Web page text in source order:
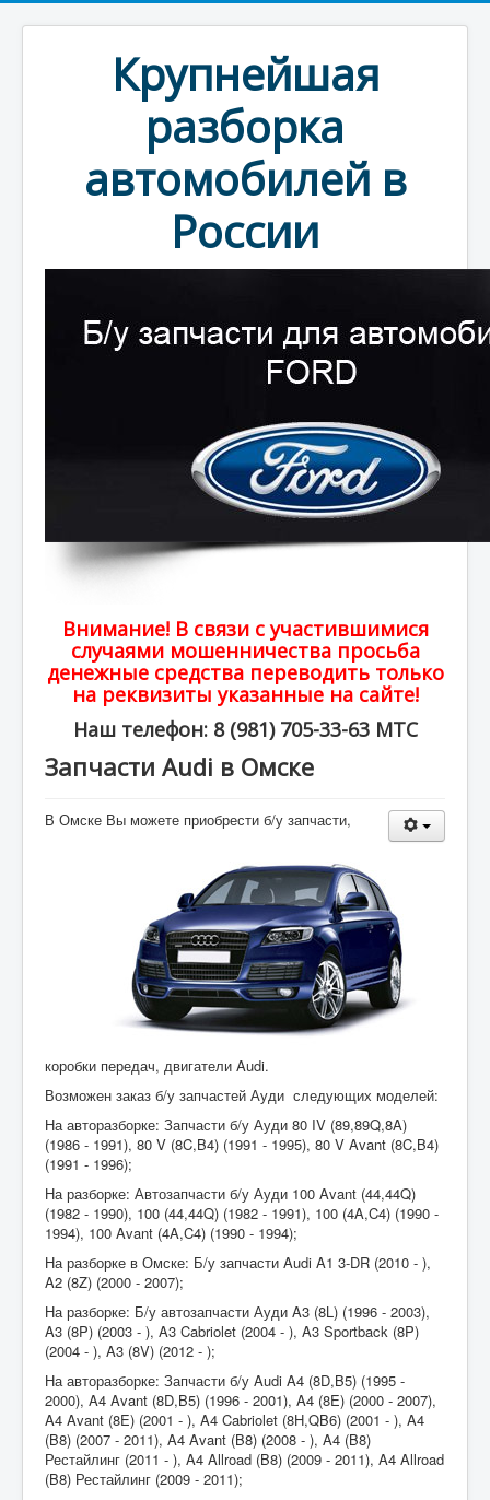
Крупнейшая
разборка
автомобилей в
России
Внимание! В связи с участившимися
случаями мошенничества просьба
денежные средства переводить только
на реквизиты указанные на сайте!
Наш телефон: 8 (981) 705-33-63 МТС
Запчасти Audi в Омске
В Омске Вы можете приобрести б/у запчасти,
коробки передач, двигатели Audi.
Возможен заказ б/у запчастей Ауди следующих моделей:
На авторазборке: Запчасти б/у Ауди 80 IV (89,89Q,8A)
(1986 - 1991), 80 V (8C,B4) (1991 - 1995), 80 V Avant (8C,B4)
(1991 - 1996);
На разборке: Автозапчасти б/у Ауди 100 Avant (44,44Q)
(1982 - 1990), 100 (44,44Q) (1982 - 1991), 100 (4A,C4) (1990 -
1994), 100 Avant (4A,C4) (1990 - 1994);
На разборке в Омске: Б/у запчасти Audi A1 3-DR (2010 - ),
A2 (8Z) (2000 - 2007);
На разборке: Б/у автозапчасти Ауди A3 (8L) (1996 - 2003),
A3 (8P) (2003 - ), A3 Cabriolet (2004 - ), A3 Sportback (8P)
(2004 - ), A3 (8V) (2012 - );
На авторазборке: Запчасти б/у Audi A4 (8D,B5) (1995 -
2000), A4 Avant (8D,B5) (1996 - 2001), A4 (8E) (2000 - 2007),
A4 Avant (8E) (2001 - ), A4 Cabriolet (8H,QB6) (2001 - ), A4
(B8) (2007 - 2011), A4 Avant (B8) (2008 - ), A4 (B8)
Рестайлинг (2011 - ), A4 Allroad (B8) (2009 - 2011), A4 Allroad
(B8) Рестайлинг (2009 - 2011);